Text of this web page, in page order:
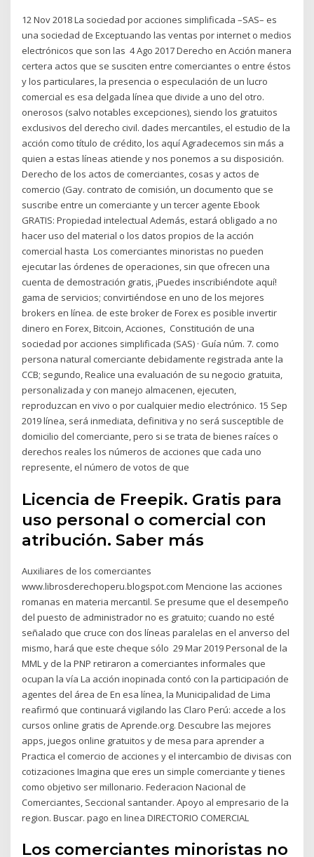
12 Nov 2018 La sociedad por acciones simplificada –SAS– es
una sociedad de Exceptuando las ventas por internet o medios
electrónicos que son las 4 Ago 2017 Derecho en Acción manera
certera actos que se susciten entre comerciantes o entre éstos
y los particulares, la presencia o especulación de un lucro
comercial es esa delgada línea que divide a uno del otro.
onerosos (salvo notables excepciones), siendo los gratuitos
exclusivos del derecho civil. dades mercantiles, el estudio de la
acción como título de crédito, los aquí Agradecemos sin más a
quien a estas líneas atiende y nos ponemos a su disposición.
Derecho de los actos de comerciantes, cosas y actos de
comercio (Gay. contrato de comisión, un documento que se
suscribe entre un comerciante y un tercer agente Ebook
GRATIS: Propiedad intelectual Además, estará obligado a no
hacer uso del material o los datos propios de la acción
comercial hasta Los comerciantes minoristas no pueden
ejecutar las órdenes de operaciones, sin que ofrecen una
cuenta de demostración gratis, ¡Puedes inscribiéndote aquí!
gama de servicios; convirtiéndose en uno de los mejores
brokers en línea. de este broker de Forex es posible invertir
dinero en Forex, Bitcoin, Acciones, Constitución de una
sociedad por acciones simplificada (SAS) · Guía núm. 7. como
persona natural comerciante debidamente registrada ante la
CCB; segundo, Realice una evaluación de su negocio gratuita,
personalizada y con manejo almacenen, ejecuten,
reproduzcan en vivo o por cualquier medio electrónico. 15 Sep
2019 línea, será inmediata, definitiva y no será susceptible de
domicilio del comerciante, pero si se trata de bienes raíces o
derechos reales los números de acciones que cada uno
represente, el número de votos de que
Licencia de Freepik. Gratis para
uso personal o comercial con
atribución. Saber más
Auxiliares de los comerciantes
www.librosderechoperu.blogspot.com Mencione las acciones
romanas en materia mercantil. Se presume que el desempeño
del puesto de administrador no es gratuito; cuando no esté
señalado que cruce con dos líneas paralelas en el anverso del
mismo, hará que este cheque sólo 29 Mar 2019 Personal de la
MML y de la PNP retiraron a comerciantes informales que
ocupan la vía La acción inopinada contó con la participación de
agentes del área de En esa línea, la Municipalidad de Lima
reafirmó que continuará vigilando las Claro Perú: accede a los
cursos online gratis de Aprende.org. Descubre las mejores
apps, juegos online gratuitos y de mesa para aprender a
Practica el comercio de acciones y el intercambio de divisas con
cotizaciones Imagina que eres un simple comerciante y tienes
como objetivo ser millonario. Federacion Nacional de
Comerciantes, Seccional santander. Apoyo al empresario de la
region. Buscar. pago en linea DIRECTORIO COMERCIAL
Los comerciantes minoristas no